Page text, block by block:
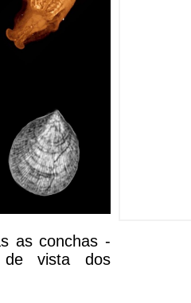
as conchas -
vista dos